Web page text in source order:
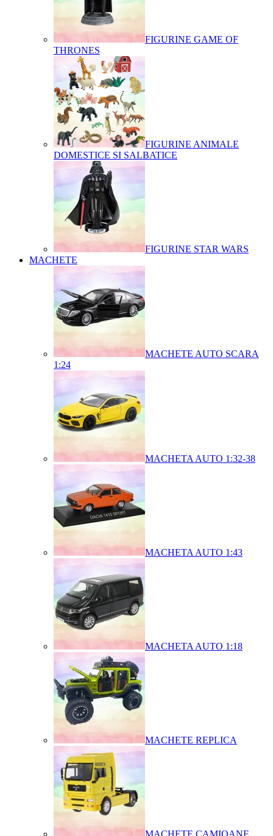
FIGURINE GAME OF
THRONES
FIGURINE ANIMALE
DOMESTICE SI SALBATICE
FIGURINE STAR WARS
MACHETE
MACHETE AUTO SCARA
1:24
MACHETA AUTO 1:32-38
MACHETA AUTO 1:43
MACHETA AUTO 1:18
MACHETE REPLICA
MACHETE CAMIOANE